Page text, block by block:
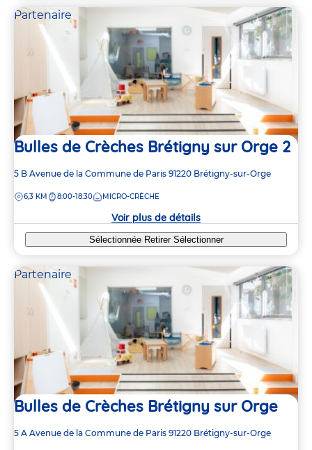
Partenaire
Bulles de Crèches Brétigny sur Orge 2
Adresse
la
5 B Avenue de la Commune de Paris 91220 Brétigny-sur-Orge
DISTANCE
6,3 KM 8:00-18:30 MICRO-CRÈCHE
Voir plus de détails
Sélectionnée Retirer Sélectionner
Partenaire
Bulles de Crèches Brétigny sur Orge
Adresse
5 A Avenue de la Commune de Paris 91220 Brétigny-sur-Orge